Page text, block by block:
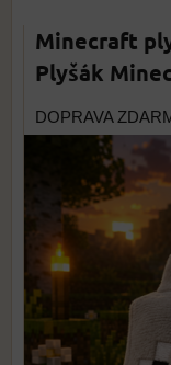
Minecraft
Plyšák
DOPRAVA